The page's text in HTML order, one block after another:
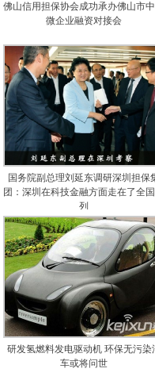
佛山信用担保协会成功承办佛山市
微企业融资对接会
国务院副总理刘延东调研深圳担保
团：深圳在科技金融方面走在了全
列
研发氢燃料发电驱动机 环保无污染
车或将问世